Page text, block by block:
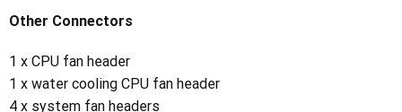
Other Connectors
1 x CPU fan header
1 x water cooling CPU fan header
4 x system fan headers